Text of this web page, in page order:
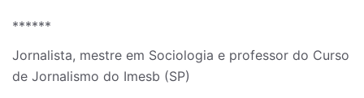
******
Jornalista, mestre em Sociologia e professor do Curso
de Jornalismo do Imesb (SP)